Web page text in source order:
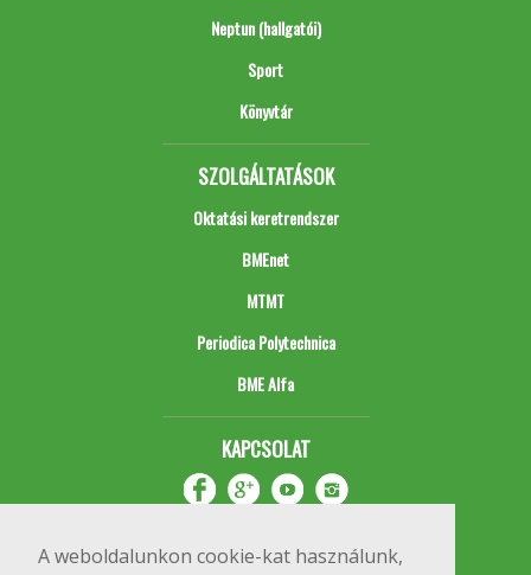
A weboldalunkon cookie-kat használunk,
Neptun (hallgatói)
Sport
Könyvtár
SZOLGÁLTATÁSOK
Oktatási keretrendszer
BMEnet
MTMT
Periodica Polytechnica
BME Alfa
KAPCSOLAT